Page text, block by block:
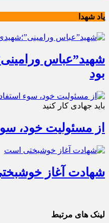
یاد شهدا
شهید”عباس
بود
باید جهادی کار کنید
از مسئولیت خود،
شهادت آغاز
لینک های مرتبط